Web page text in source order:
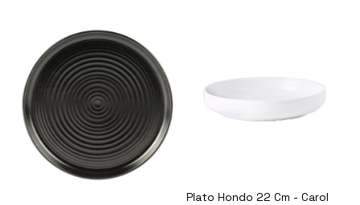
Plato Hondo 22 Cm - Carol